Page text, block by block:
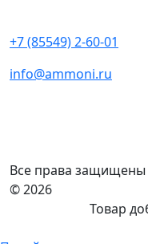
+7 (85549) 2-60-01
info@ammoni.ru
Все права защищены
© 2026
Товар